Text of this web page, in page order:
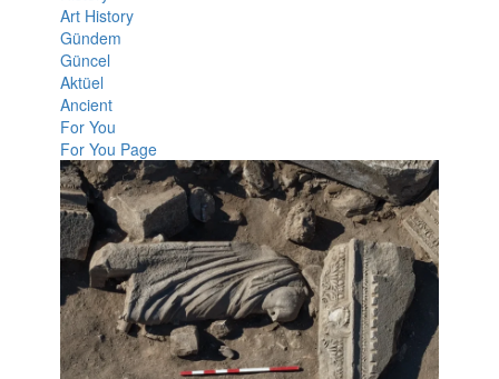
Art History
Gündem
Güncel
Aktüel
Ancient
For You
For You Page